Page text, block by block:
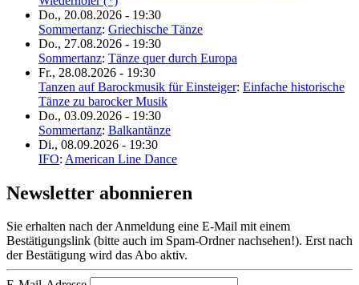
Do., 20.08.2026 - 19:30
Sommertanz: Griechische Tänze
Do., 27.08.2026 - 19:30
Sommertanz: Tänze quer durch Europa
Fr., 28.08.2026 - 19:30
Tanzen auf Barockmusik für Einsteiger: Einfache historische
Tänze zu barocker Musik
Do., 03.09.2026 - 19:30
Sommertanz: Balkantänze
Di., 08.09.2026 - 19:30
IFO: American Line Dance
Newsletter abonnieren
Sie erhalten nach der Anmeldung eine E-Mail mit einem
Bestätigungslink (bitte auch im Spam-Ordner nachsehen!). Erst nach
der Bestätigung wird das Abo aktiv.